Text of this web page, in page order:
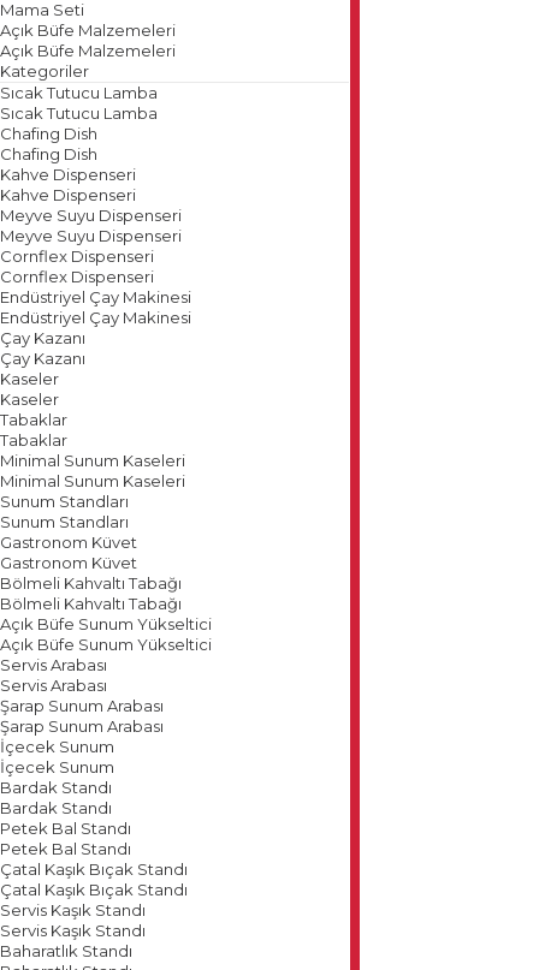
Mama Seti
Açık Büfe Malzemeleri
Açık Büfe Malzemeleri
Kategoriler
Sıcak Tutucu Lamba
Sıcak Tutucu Lamba
Chafing Dish
Chafing Dish
Kahve Dispenseri
Kahve Dispenseri
Meyve Suyu Dispenseri
Meyve Suyu Dispenseri
Cornflex Dispenseri
Cornflex Dispenseri
Endüstriyel Çay Makinesi
Endüstriyel Çay Makinesi
Çay Kazanı
Çay Kazanı
Kaseler
Kaseler
Tabaklar
Tabaklar
Minimal Sunum Kaseleri
Minimal Sunum Kaseleri
Sunum Standları
Sunum Standları
Gastronom Küvet
Gastronom Küvet
Bölmeli Kahvaltı Tabağı
Bölmeli Kahvaltı Tabağı
Açık Büfe Sunum Yükseltici
Açık Büfe Sunum Yükseltici
Servis Arabası
Servis Arabası
Şarap Sunum Arabası
Şarap Sunum Arabası
İçecek Sunum
İçecek Sunum
Bardak Standı
Bardak Standı
Petek Bal Standı
Petek Bal Standı
Çatal Kaşık Bıçak Standı
Çatal Kaşık Bıçak Standı
Servis Kaşık Standı
Servis Kaşık Standı
Baharatlık Standı